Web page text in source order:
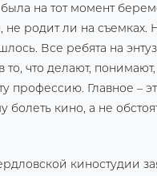
была на тот момент
не родит ли на съемках.
Все ребята на
то, что делают,
профессию. Главное –
болеть кино, а не
киностудии